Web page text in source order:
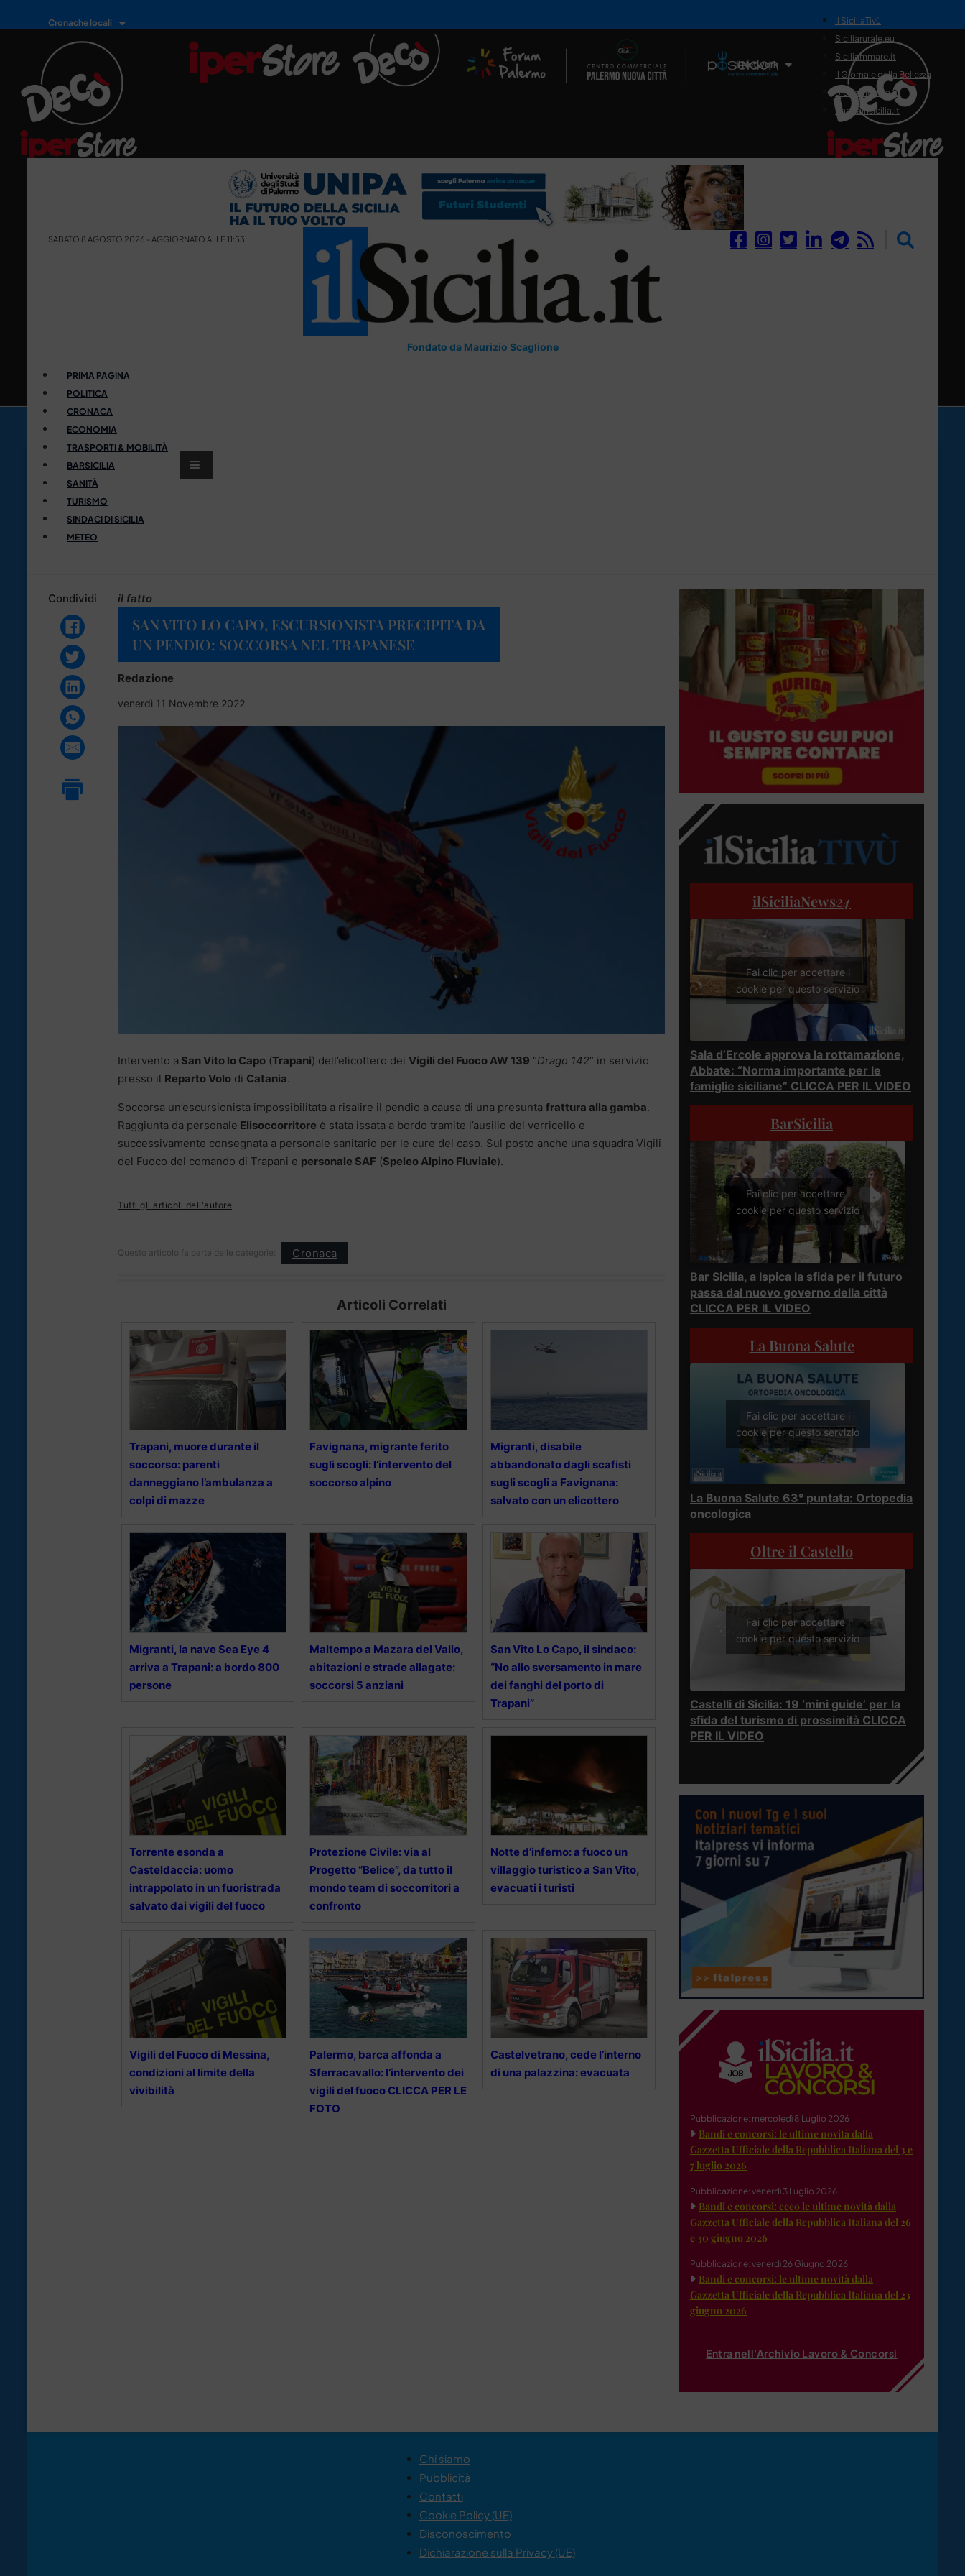
Cronache locali
Il Network
il SiciliaTivù
Siciliarurale.eu
Siciliammare.it
Il Giornale della Bellezza
Siciliamedica.it
Sanitainsicilia.it
SABATO 8 AGOSTO 2026 - AGGIORNATO ALLE 11:53
Fondato da Maurizio Scaglione
PRIMA PAGINA
POLITICA
CRONACA
ECONOMIA
TRASPORTI & MOBILITÀ
BARSICILIA
SANITÀ
TURISMO
SINDACI DI SICILIA
METEO
Condividi il fatto
SAN VITO LO CAPO, ESCURSIONISTA PRECIPITA DA
UN PENDIO: SOCCORSA NEL TRAPANESE
Redazione
venerdì 11 Novembre 2022
Intervento a San Vito lo Capo (Trapani) dell’elicottero dei Vigili del Fuoco AW 139 “Drago 142” in servizio
presso il Reparto Volo di Catania.
Soccorsa un’escursionista impossibilitata a risalire il pendio a causa di una presunta frattura alla gamba.
Raggiunta da personale Elisoccorritore è stata issata a bordo tramite l’ausilio del verricello e
successivamente consegnata a personale sanitario per le cure del caso. Sul posto anche una squadra Vigili
del Fuoco del comando di Trapani e personale SAF (Speleo Alpino Fluviale).
Tutti gli articoli dell'autore
Questo articolo fa parte delle categorie: Cronaca
Articoli Correlati
Trapani, muore durante il
soccorso: parenti
danneggiano l’ambulanza a
colpi di mazze
Favignana, migrante ferito
sugli scogli: l’intervento del
soccorso alpino
Migranti, disabile
abbandonato dagli scafisti
sugli scogli a Favignana:
salvato con un elicottero
Migranti, la nave Sea Eye 4
arriva a Trapani: a bordo 800
persone
Maltempo a Mazara del Vallo,
abitazioni e strade allagate:
soccorsi 5 anziani
San Vito Lo Capo, il sindaco:
“No allo sversamento in mare
dei fanghi del porto di
Trapani”
Torrente esonda a
Casteldaccia: uomo
intrappolato in un fuoristrada
salvato dai vigili del fuoco
Protezione Civile: via al
Progetto “Belice”, da tutto il
mondo team di soccorritori a
confronto
Notte d’inferno: a fuoco un
villaggio turistico a San Vito,
evacuati i turisti
Vigili del Fuoco di Messina,
condizioni al limite della
vivibilità
Palermo, barca affonda a
Sferracavallo: l’intervento dei
vigili del fuoco CLICCA PER LE
FOTO
Castelvetrano, cede l’interno
di una palazzina: evacuata
ilSiciliaNews24
Fai clic per accettare i
cookie per questo servizio
Sala d’Ercole approva la rottamazione,
Abbate: “Norma importante per le
famiglie siciliane” CLICCA PER IL VIDEO
BarSicilia
Fai clic per accettare i
cookie per questo servizio
Bar Sicilia, a Ispica la sfida per il futuro
passa dal nuovo governo della città
CLICCA PER IL VIDEO
La Buona Salute
Fai clic per accettare i
cookie per questo servizio
La Buona Salute 63° puntata: Ortopedia
oncologica
Oltre il Castello
Fai clic per accettare i
cookie per questo servizio
Castelli di Sicilia: 19 ‘mini guide’ per la
sfida del turismo di prossimità CLICCA
PER IL VIDEO
Pubblicazione: mercoledì 8 Luglio 2026
Bandi e concorsi: le ultime novità dalla
Gazzetta Ufficiale della Repubblica Italiana del 3 e
7 luglio 2026
Pubblicazione: venerdì 3 Luglio 2026
Bandi e concorsi: ecco le ultime novità dalla
Gazzetta Ufficiale della Repubblica Italiana del 26
e 30 giugno 2026
Pubblicazione: venerdì 26 Giugno 2026
Bandi e concorsi: le ultime novità dalla
Gazzetta Ufficiale della Repubblica Italiana del 23
giugno 2026
Entra nell'Archivio Lavoro & Concorsi
Chi siamo
Pubblicità
Contatti
Cookie Policy (UE)
Disconoscimento
Dichiarazione sulla Privacy (UE)